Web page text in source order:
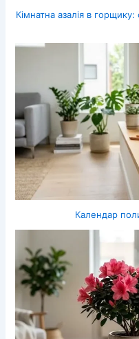
Кімнатна азалія в
Календар